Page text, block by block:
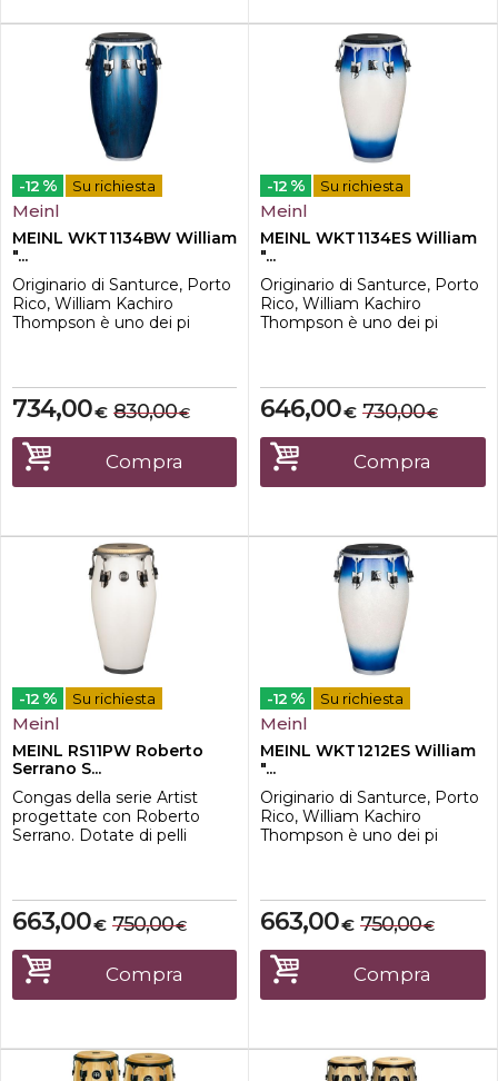
-12 % Su richiesta
Meinl
MEINL WKT1134BW William
"...
Originario di Santurce, Porto
Rico, William Kachiro
Thompson è uno dei pi
Kachiro utilizza tamburi in
grado di coprire un'ampia
variet di situazioni musicali.
All'interno o all'esterno, in un
locale intim...
€
734,00 €
830,00
Compra
-12 % Su richiesta
Meinl
MEINL WKT1134ES William
"...
Originario di Santurce, Porto
Rico, William Kachiro
Thompson è uno dei pi
Kachiro utilizza tamburi in
grado di coprire un'ampia
variet di situazioni musicali.
All'interno o all'esterno, in un
locale intim...
€
646,00 €
730,00
Compra
-12 % Su richiesta
Meinl
MEINL RS11PW Roberto
Serrano S...
Congas della serie Artist
progettate con Roberto
Serrano. Dotate di pelli
Altezza 30''-Tiranti massicci
da 10 mm-Cerchi SSR 4 mm
rounded-Hardware
Spazzolato Nickelato-Siam
Oak 3 Strati (Hevea
brasiliensis Muell.-Arg.)-Pelli...
€
663,00 €
750,00
Compra
-12 % Su richiesta
Meinl
MEINL WKT1212ES William
"...
Originario di Santurce, Porto
Rico, William Kachiro
Thompson è uno dei pi
Kachiro utilizza tamburi in
grado di coprire un'ampia
variet di situazioni musicali.
All'interno o all'esterno, in un
locale intim...
€
663,00 €
750,00
Compra